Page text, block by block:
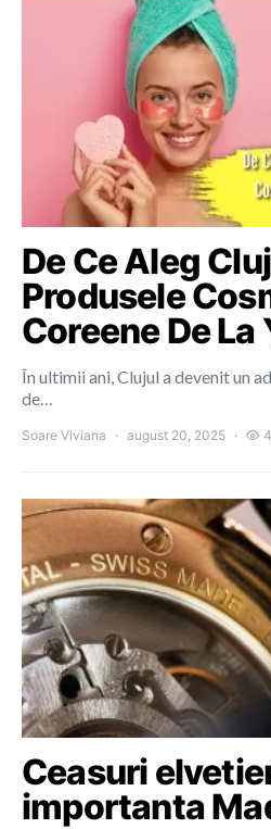
De Ce Aleg
Produsele
Coreene De La
În ultimii ani, Clujul a devenit un
de…
Soare Viviana august 20, 2025
Ceasuri
importanta